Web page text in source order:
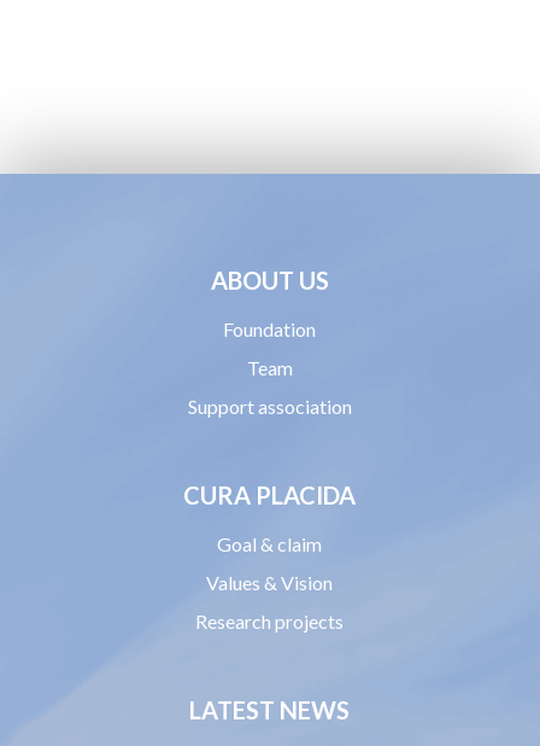
ABOUT US
Foundation
Team
Support association
CURA PLACIDA
Goal & claim
Values & Vision
Research projects
LATEST NEWS